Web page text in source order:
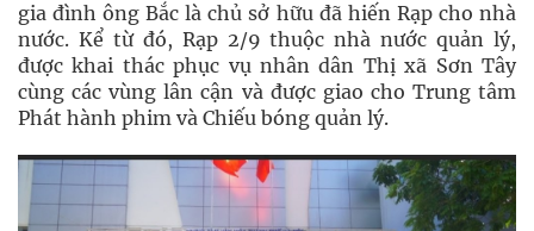
gia đình ông Bắc là chủ sở hữu đã hiến Rạp cho nhà
nước. Kể từ đó, Rạp 2/9 thuộc nhà nước quản lý,
được khai thác phục vụ nhân dân Thị xã Sơn Tây
cùng các vùng lân cận và được giao cho Trung tâm
Phát hành phim và Chiếu bóng quản lý.